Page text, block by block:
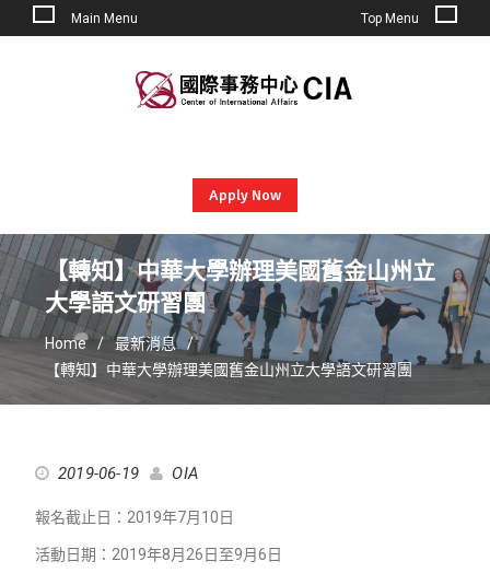
Main Menu Top Menu
Apply Now
【轉知】中華大學辦理美國舊金山州立
大學語文研習團
Home
最新消息
【轉知】中華大學辦理美國舊金山州立大學語文研習團
2019-06-19 OIA
報名截止日：2019年7月10日
活動日期：2019年8月26日至9月6日